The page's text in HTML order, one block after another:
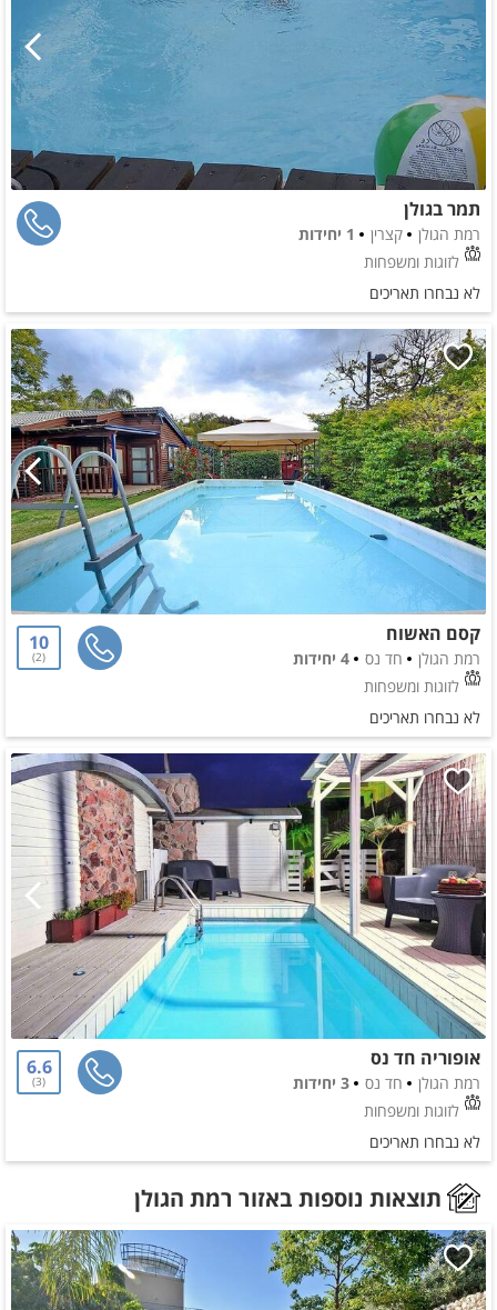
תמר בגולן
רמת הגולן קצרין
1 יחידות
לזוגות ומשפחות
לא נבחרו תאריכים
קסם האשוח
רמת הגולן חד נס
4 יחידות
לזוגות ומשפחות
10
2
לא נבחרו תאריכים
אופוריה חד נס
רמת הגולן חד נס
3 יחידות
לזוגות ומשפחות
6.6
3
לא נבחרו תאריכים
תוצאות נוספות באזור רמת הגולן